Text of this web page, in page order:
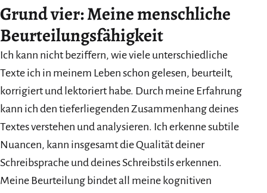
Grund vier: Meine menschliche
Beurteilungsfähigkeit
Ich kann nicht beziffern, wie viele unterschiedliche
Texte ich in meinem Leben schon gelesen, beurteilt,
korrigiert und lektoriert habe. Durch meine Erfahrung
kann ich den tieferliegenden Zusammenhang deines
Textes verstehen und analysieren. Ich erkenne subtile
Nuancen, kann insgesamt die Qualität deiner
Schreibsprache und deines Schreibstils erkennen.
Meine Beurteilung bindet all meine kognitiven